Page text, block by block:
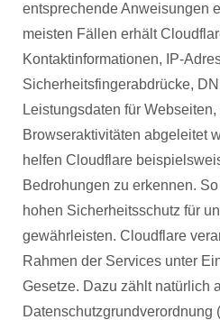
entsprechende Anweisungen
meisten Fällen erhält
Kontaktinformationen, IP-
Sicherheitsfingerabdrücke,
Leistungsdaten für
Browseraktivitäten abgeleitet
helfen Cloudflare
Bedrohungen zu erkennen.
hohen Sicherheitsschutz für
gewährleisten. Cloudflare
Rahmen der Services unter
Gesetze. Dazu zählt natürlich
Datenschutzgrundverordnung